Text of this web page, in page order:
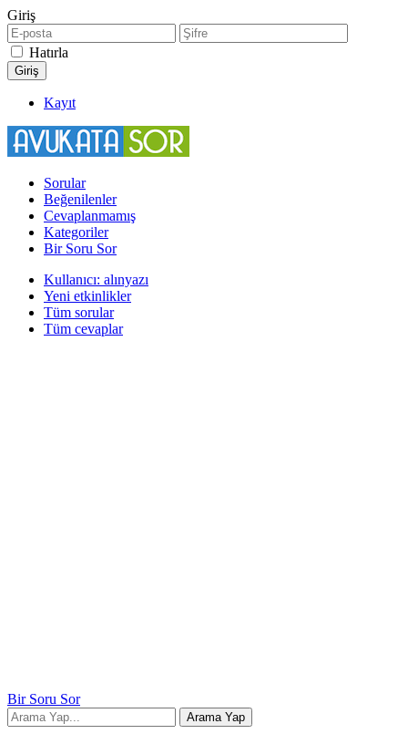
Giriş
Hatırla
Kayıt
Sorular
Beğenilenler
Cevaplanmamış
Kategoriler
Bir Soru Sor
Kullanıcı: alınyazı
Yeni etkinlikler
Tüm sorular
Tüm cevaplar
Bir Soru Sor